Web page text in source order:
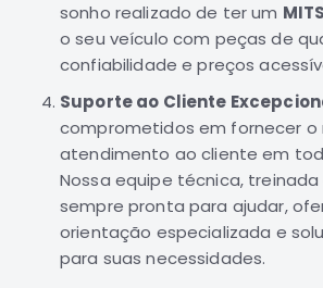
Freio
Correias
Transmissão
Elétrica
Acessórios
ECLIPSE
CROSS
sonho realizado de ter um
o seu veículo com peças de
confiabilidade e preços
Suporte ao Cliente
comprometidos em fornecer o
atendimento ao cliente em
Nossa equipe técnica,
sempre pronta para ajudar,
orientação especializada e
para suas necessidades.